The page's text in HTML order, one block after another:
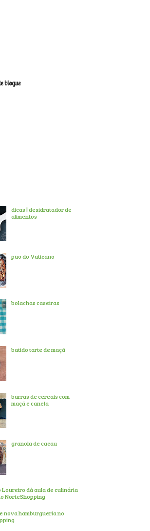
blogue
dicas | desidratador de
alimentos
pão do Vaticano
bolachas caseiras
batido tarte de maçã
barras de cereais com
maçã e canela
granola de cacau
Loureiro dá aula de culinária
NorteShopping
nova hamburgueria no